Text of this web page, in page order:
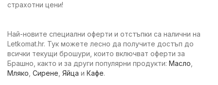
страхотни цени!
Най-новите специални оферти и отстъпки са налични на
Letkomat.hr. Тук можете лесно да получите достъп до
всички текущи брошури, които включват оферти за
Брашно, както и за други популярни продукти: Масло
Мляко Сирене Яйца и Кафе.